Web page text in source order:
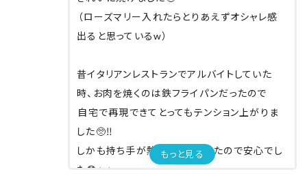
⁡（ローズマリー入れたらとりあえずオシャレ感
出ると思っているw）
昔イタリアンレストランでアルバイトしていた
時、お肉を焼くのは鉄フライパンだったので
⁡自宅で再現できてとってもテンション上がりま
した🥺‼️
しかも持ち手が熱くならなかったので安心でし
た😳✨✨
もっと見る